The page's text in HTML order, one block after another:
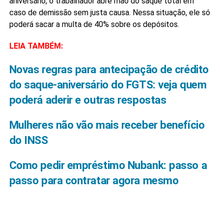
caso de demissão sem justa causa. Nessa situação, ele só
poderá sacar a multa de 40% sobre os depósitos.
LEIA TAMBÉM:
Novas regras para antecipação de crédito
do saque-aniversário do FGTS: veja quem
poderá aderir e outras respostas
Mulheres não vão mais receber benefício
do INSS
Como pedir empréstimo Nubank: passo a
passo para contratar agora mesmo